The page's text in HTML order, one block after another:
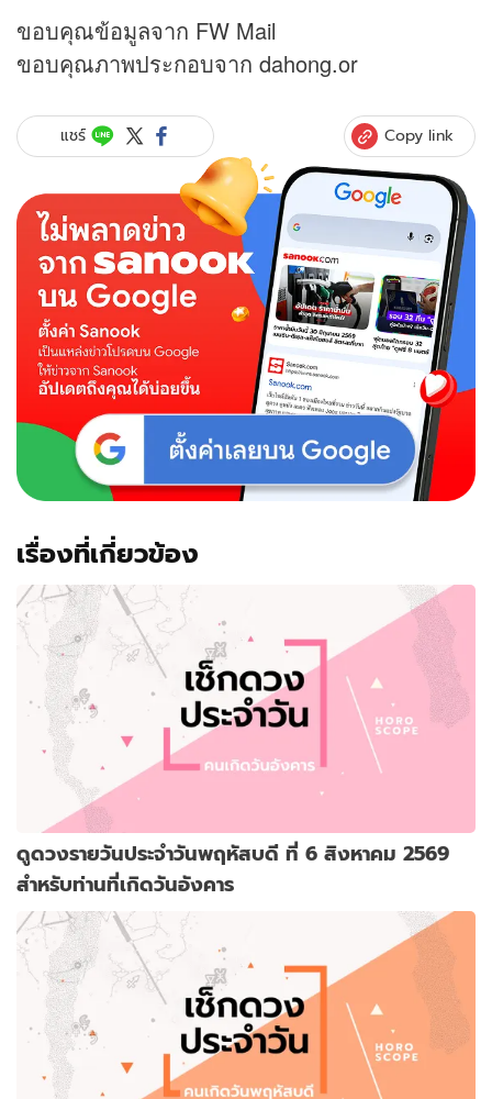
ขอบคุณข้อมูลจาก FW Mail
ขอบคุณภาพประกอบจาก dahong.or
แชร์ Copy link
เรื่องที่เกี่ยวข้อง
ดูดวงรายวันประจำวันพฤหัสบดี ที่ 6 สิงหาคม 2569
สำหรับท่านที่เกิดวันอังคาร